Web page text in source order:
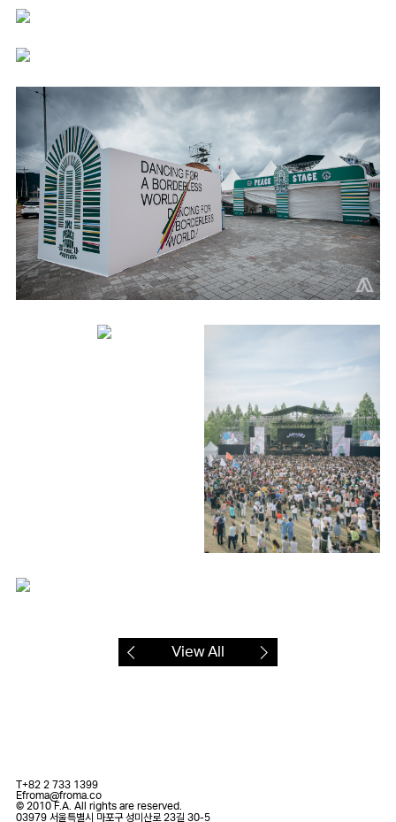
View All
03979 서울특별시 마포구 성미산로 23길 30-5
T+82 2 733 1399
Efroma@froma.co
© 2010 F.A. All rights are reserved.